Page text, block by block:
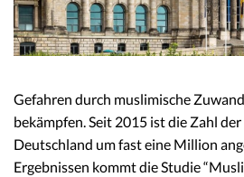
Gefahren durch muslimische
bekämpfen. Seit 2015 ist die Zahl
Deutschland um fast eine Million
Ergebnissen kommt die Studie